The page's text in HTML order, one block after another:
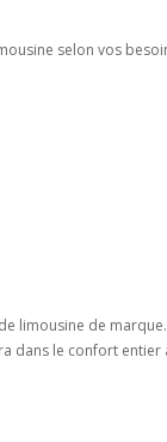
selon vos
limousine de
dans le confort entier